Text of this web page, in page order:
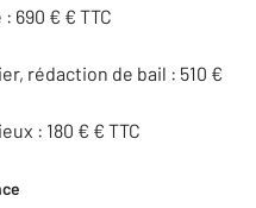
690 € € TTC
rédaction de bail : 510 €
: 180 € € TTC